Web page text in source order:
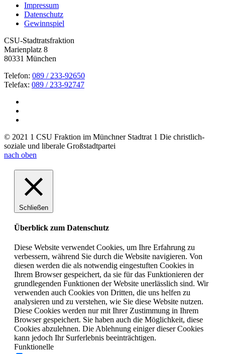
Impressum
Datenschutz
Gewinnspiel
CSU-Stadtratsfraktion
Marienplatz 8
80331 München
Telefon: 089 / 233-92650
Telefax: 089 / 233-92747
© 2021 1 CSU Fraktion im Münchner Stadtrat 1 Die christlich-
soziale und liberale Großstadtpartei
nach oben
Schließen
Überblick zum Datenschutz
Diese Website verwendet Cookies, um Ihre Erfahrung zu
verbessern, während Sie durch die Website navigieren. Von
diesen werden die als notwendig eingestuften Cookies in
Ihrem Browser gespeichert, da sie für das Funktionieren der
grundlegenden Funktionen der Website unerlässlich sind. Wir
verwenden auch Cookies von Dritten, die uns helfen zu
analysieren und zu verstehen, wie Sie diese Website nutzen.
Diese Cookies werden nur mit Ihrer Zustimmung in Ihrem
Browser gespeichert. Sie haben auch die Möglichkeit, diese
Cookies abzulehnen. Die Ablehnung einiger dieser Cookies
kann jedoch Ihr Surferlebnis beeinträchtigen.
Funktionelle